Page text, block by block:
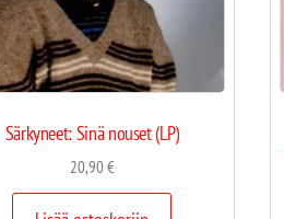
Särkyneet: Sinä nouset (LP)
20,90€